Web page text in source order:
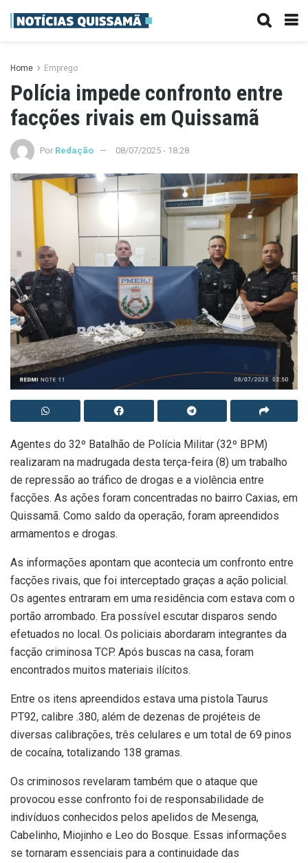
Home Emprego
Polícia impede confronto entre
facções rivais em Quissamã
Por Redação 08/07/2025 - 18:28
Agentes do 32º Batalhão de Polícia Militar (32º BPM)
realizaram na madrugada desta terça-feira (8) um trabalho
de repressão ao tráfico de drogas e a violência entre
facções. As ações foram concentradas no bairro Caxias, em
Quissamã. Como saldo da operação, foram apreendidos
armamentos e drogas.
As informações apontam que acontecia um confronto entre
facções rivais, que foi interceptado graças a ação policial.
Os agentes entraram em uma residência com estava com o
portão arrombado. Era possível escutar disparos sendo
efetuados no local. Os policiais abordaram integrantes da
facção criminosa TCP. Após buscas na casa, foram
encontrados muitos materiais ilícitos.
Entre os itens apreendidos estava uma pistola Taurus
PT92, calibre .380, além de dezenas de projéteis de
diversas calibrações, três celulares e um total de 69 pinos
de cocaína, totalizando 138 gramas.
Os criminosos revelaram também que o ataque que
provocou esse confronto foi de responsabilidade de
indivíduos conhecidos pelos apelidos de Mesenga,
Cabelinho, Miojinho e Leo do Bosque. Essas informações
se tornaram essenciais para a continuidade das